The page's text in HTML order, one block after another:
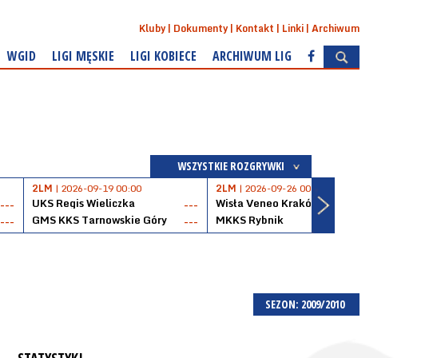
Kluby Dokumenty Kontakt Linki Archiwum
WGID LIGI MĘSKIE LIGI KOBIECE ARCHIWUM LIG
WSZYSTKIE ROZGRYWKI
---
---
2LM | 2026-09-19 00:00
UKS Regis Wieliczka
---
GMS KKS Tarnowskie Góry
---
2LM | 2026-09-26 00:00
Wisła Veneo Kraków
MKKS Rybnik
SEZON: 2009/2010